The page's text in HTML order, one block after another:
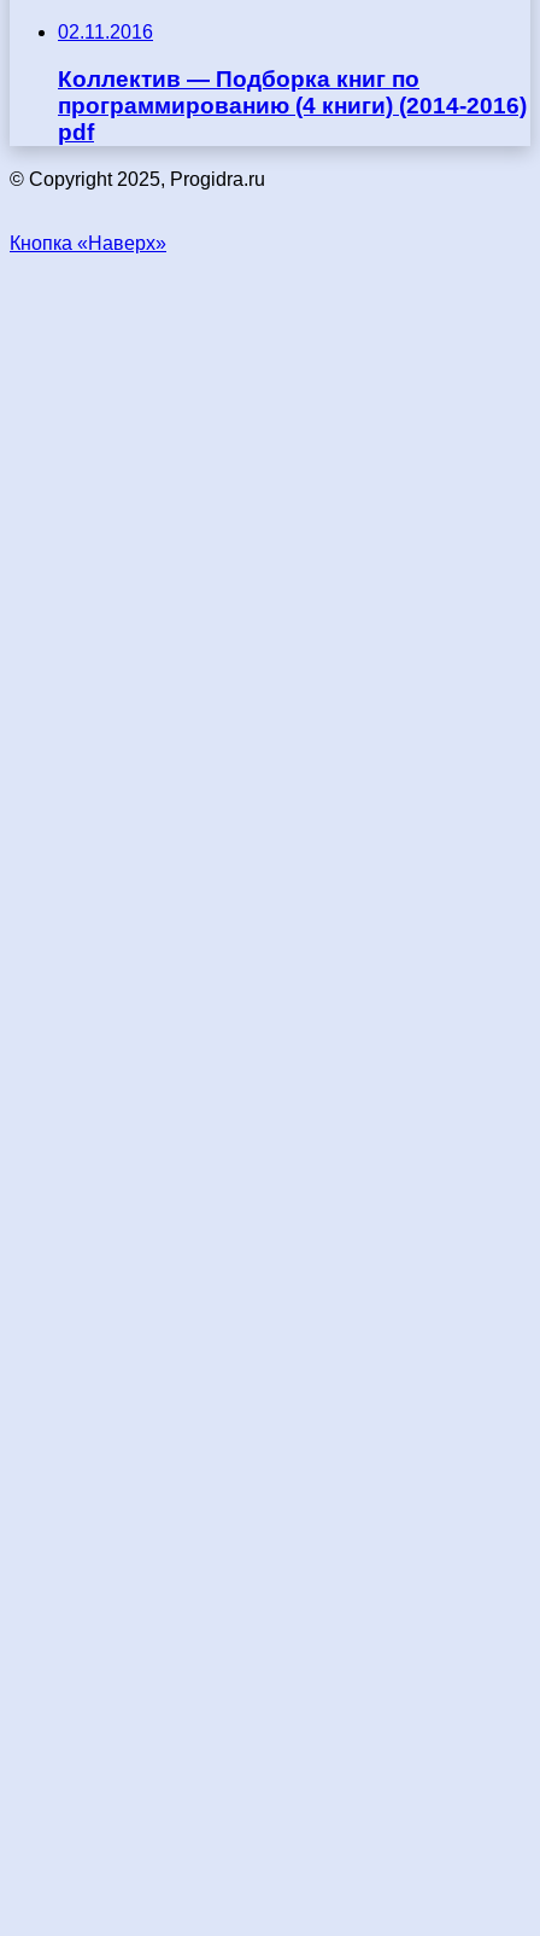
02.11.2016
Коллектив — Подборка книг по
программированию (4 книги) (2014-2016)
pdf
© Copyright 2025, Progidra.ru
Кнопка «Наверх»